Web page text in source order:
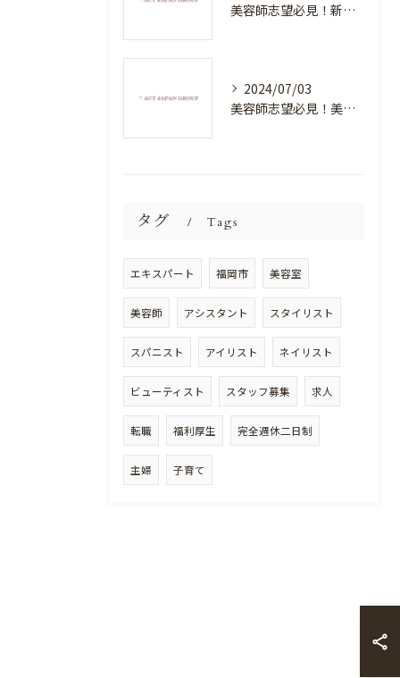
美容師志望必見！新たな価値を創造する美容室でハイレベルな技術を学べる環境
2024/07/03
美容師志望必見！美容室NEWSTANDARDで最高のスキルアップを目指そう！
タグ Tags
エキスパート 福岡市 美容室
美容師 アシスタント スタイリスト
スパニスト アイリスト ネイリスト
ビューティスト スタッフ募集 求人
転職 福利厚生 完全週休二日制
主婦 子育て